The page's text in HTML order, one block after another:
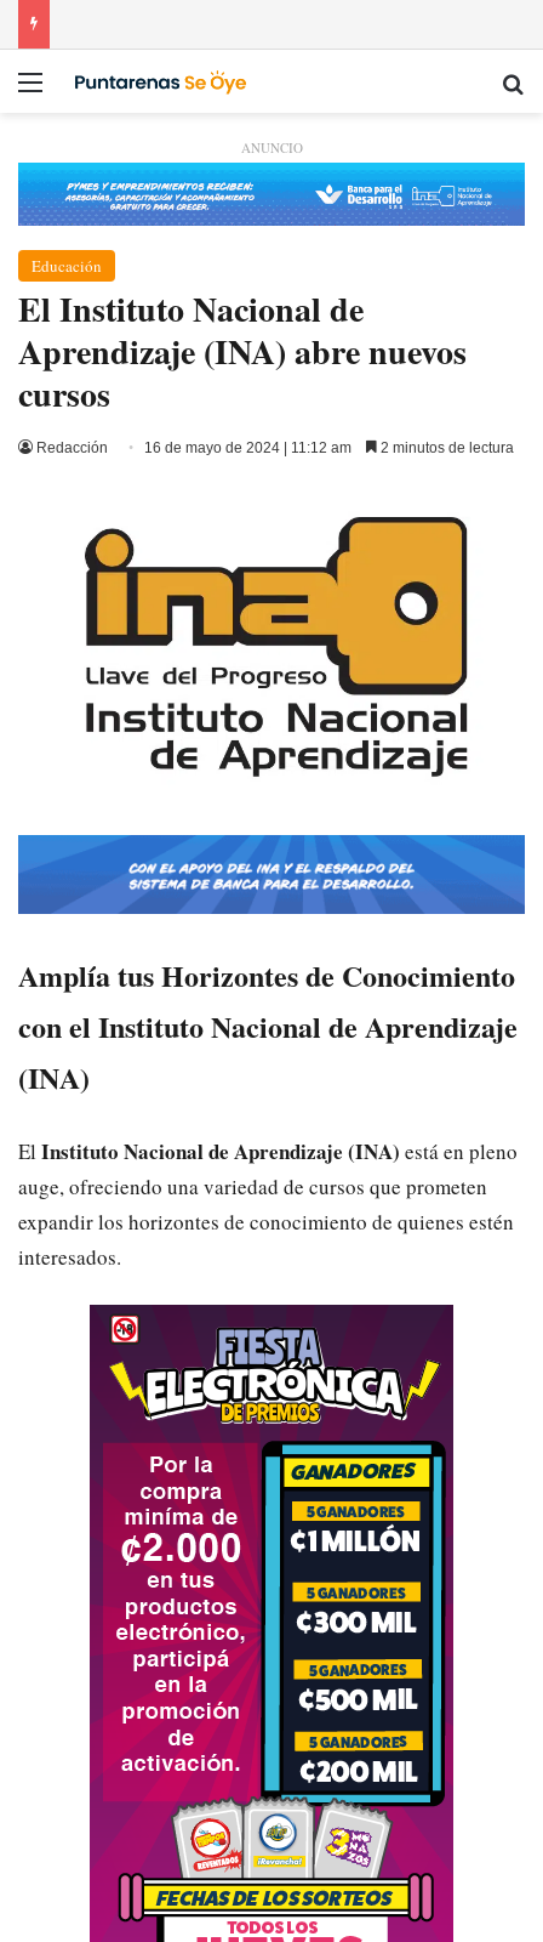
Menú
ANUNCIO
Educación
El Instituto Nacional de
Aprendizaje (INA) abre nuevos
cursos
Redacción 16 de mayo de 2024 | 11:12 am 2 minutos de lectura
Amplía tus Horizontes de Conocimiento
con el Instituto Nacional de Aprendizaje
(INA)
El Instituto Nacional de Aprendizaje (INA) está en pleno
auge, ofreciendo una variedad de cursos que prometen
expandir los horizontes de conocimiento de quienes estén
interesados.